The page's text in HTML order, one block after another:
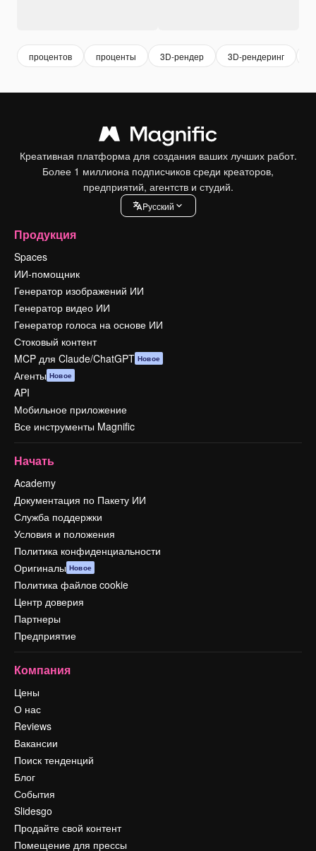
процентов проценты 3D-рендер 3D-рендеринг
Креативная платформа для создания ваших лучших работ.
Более 1 миллиона подписчиков среди креаторов,
предприятий, агентств и студий.
Pусский
Продукция
Spaces
ИИ-помощник
Генератор изображений ИИ
Генератор видео ИИ
Генератор голоса на основе ИИ
Стоковый контент
MCP для Claude/ChatGPT Новое
Агенты Новое
API
Мобильное приложение
Все инструменты Magnific
Начать
Academy
Документация по Пакету ИИ
Служба поддержки
Условия и положения
Политика конфиденциальности
Оригиналы Новое
Политика файлов cookie
Центр доверия
Партнеры
Предприятие
Компания
Цены
О нас
Reviews
Вакансии
Поиск тенденций
Блог
События
Slidesgo
Продайте свой контент
Помещение для прессы